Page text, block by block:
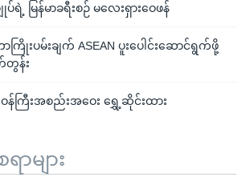
ပ်ရဲ့ မြန်မာခရီးစဉ် မလေးရှားဝေဖန်
ကြိုးပမ်းချက် ASEAN ပူးပေါင်းဆောင်ရွက်ဖို့
တွန်း
ဝန်ကြီးအစည်းအဝေး ရွှေ့ဆိုင်းထား
ာများ